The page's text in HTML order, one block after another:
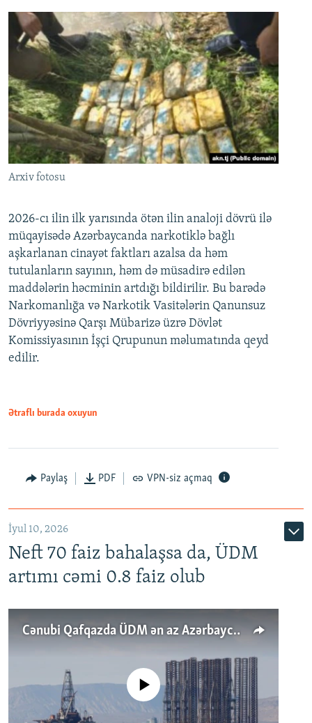
Arxiv fotosu
2026-cı ilin ilk yarısında ötən ilin analoji dövrü ilə
müqayisədə Azərbaycanda narkotiklə bağlı
aşkarlanan cinayət faktları azalsa da həm
tutulanların sayının, həm də müsadirə edilən
maddələrin həcminin artdığı bildirilir. Bu barədə
Narkomanlığa və Narkotik Vasitələrin Qanunsuz
Dövriyyəsinə Qarşı Mübarizə üzrə Dövlət
Komissiyasının İşçi Qrupunun məlumatında qeyd
edilir.
Ətraflı burada oxuyun
Paylaş PDF VPN-siz açmaq
İyul 10, 2026
Neft 70 faiz bahalaşsa da, ÜDM
artımı cəmi 0.8 faiz olub
Cənubi Qafqazda ÜDM ən az Azərbaycanda artır: Qonşuları niyə Bakını qabaqlaya bilir?
No media source currently available